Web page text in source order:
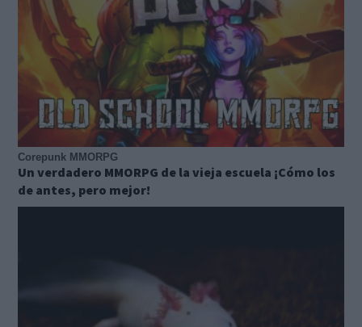
Corepunk MMORPG
Un verdadero MMORPG de la vieja escuela ¡Cómo los
de antes, pero mejor!